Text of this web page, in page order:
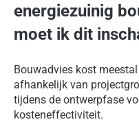
energiezuinig
moet ik dit
Bouwadvies kost
afhankelijk van
tijdens de ontwerpfase
kosteneffectiviteit.